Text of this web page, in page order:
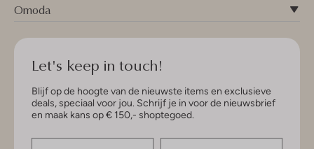
Omoda
Let's keep in touch!
Blijf op de hoogte van de nieuwste items en exclusieve
deals, speciaal voor jou. Schrijf je in voor de nieuwsbrief
en maak kans op € 150,- shoptegoed.